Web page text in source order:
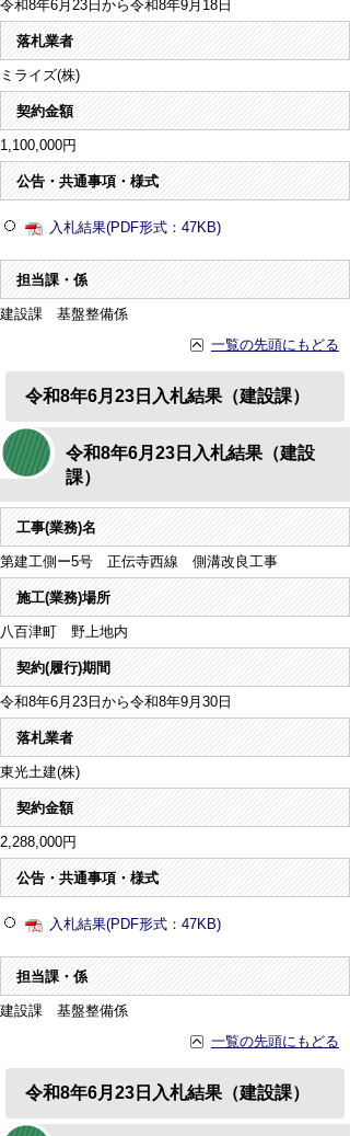
令和8年6月23日から令和8年9月18日
落札業者
ミライズ(株)
契約金額
1,100,000円
公告・共通事項・様式
入札結果(PDF形式：47KB)
担当課・係
建設課 基盤整備係
一覧の先頭にもどる
令和8年6月23日入札結果（建設課）
令和8年6月23日入札結果（建設
課）
工事(業務)名
第建工側ー5号 正伝寺西線 側溝改良工事
施工(業務)場所
八百津町 野上地内
契約(履行)期間
令和8年6月23日から令和8年9月30日
落札業者
東光土建(株)
契約金額
2,288,000円
公告・共通事項・様式
入札結果(PDF形式：47KB)
担当課・係
建設課 基盤整備係
一覧の先頭にもどる
令和8年6月23日入札結果（建設課）